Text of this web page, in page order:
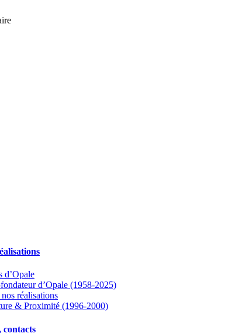
d’Opale
d’Opale (1958-2025)
réalisations
& Proximité (1996-2000)
contacts